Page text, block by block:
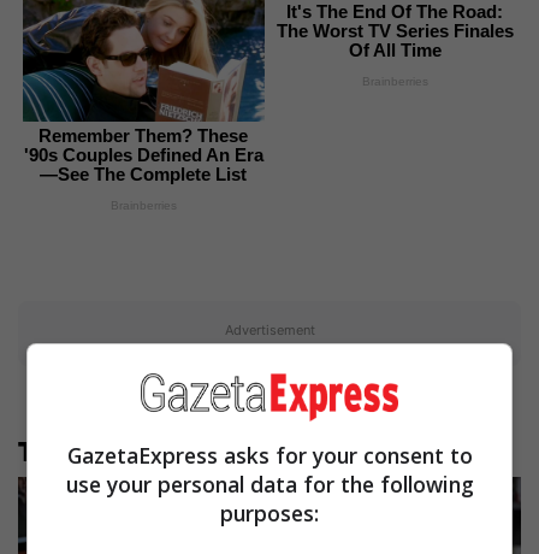
Remember Them? These
'90s Couples Defined An Era
—See The Complete List
Brainberries
It's The End Of The Road:
The Worst TV Series Finales
Of All Time
Brainberries
Advertisement
Të tjera nga rubrika
GazetaExpress asks for your consent to
use your personal data for the following
purposes: